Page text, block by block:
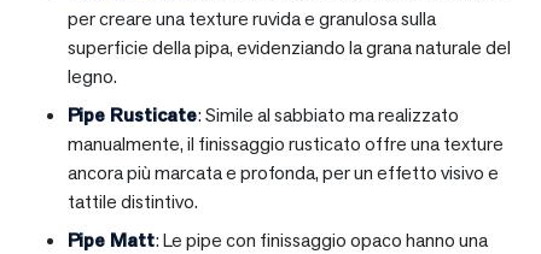
per creare una texture ruvida e granulosa sulla
superficie della pipa, evidenziando la grana naturale del
legno.
Pipe Rusticate: Simile al sabbiato ma realizzato
manualmente, il finissaggio rusticato offre una texture
ancora più marcata e profonda, per un effetto visivo e
tattile distintivo.
Pipe Matt: Le pipe con finissaggio opaco hanno una